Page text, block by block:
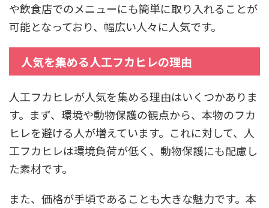
や飲食店でのメニューにも簡単に取り入れることが
可能となっており、幅広い人々に人気です。
人気を集める人工フカヒレの理由
人工フカヒレが人気を集める理由はいくつかありま
す。まず、環境や動物保護の観点から、本物のフカ
ヒレを避ける人が増えています。これに対して、人
工フカヒレは環境負荷が低く、動物保護にも配慮し
た素材です。
また、価格が手頃であることも大きな魅力です。本